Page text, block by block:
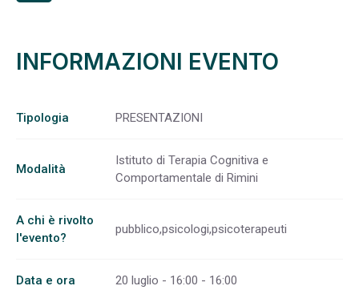
INFORMAZIONI EVENTO
Tipologia PRESENTAZIONI
Modalità
Istituto di Terapia Cognitiva e
Comportamentale di Rimini
A chi è rivolto
l'evento?
pubblico,psicologi,psicoterapeuti
Data e ora 20 luglio - 16:00 - 16:00